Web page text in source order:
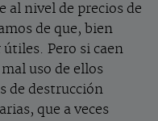
al nivel de precios de
de que, bien
útiles. Pero si caen
uso de ellos
de destrucción
que a veces